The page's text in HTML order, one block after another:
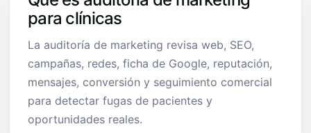
para clínicas
La auditoría de marketing revisa web, SEO,
campañas, redes, ficha de Google, reputación,
mensajes, conversión y seguimiento comercial
para detectar fugas de pacientes y
oportunidades reales.